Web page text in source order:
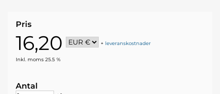
Pris
16,20 + leveranskostnader
Inkl. moms 25.5 %
Antal